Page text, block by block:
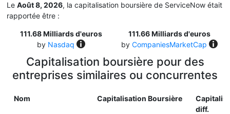
Le Août 8, 2026, la capitalisation boursière de ServiceNow était
rapportée être :
111.68 Milliards d'euros
by Nasdaq
111.66 Milliards d'euros
by CompaniesMarketCap
Capitalisation boursière pour des
entreprises similaires ou concurrentes
Nom Capitalisation Boursière
diff.